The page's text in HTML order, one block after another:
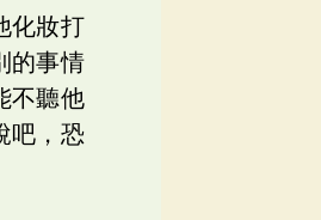
化妝打
的事情
不聽他
吧，恐